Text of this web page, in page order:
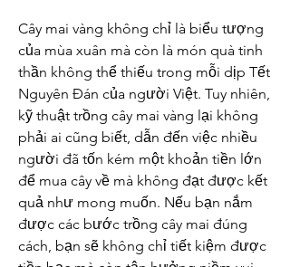
Cây mai vàng không chỉ là biểu tượng
của mùa xuân mà còn là món quà tinh
thần không thể thiếu trong mỗi dịp Tết
Nguyên Đán của người Việt. Tuy nhiên,
kỹ thuật trồng cây mai vàng lại không
phải ai cũng biết, dẫn đến việc nhiều
người đã tốn kém một khoản tiền lớn
để mua cây về mà không đạt được kết
quả như mong muốn. Nếu bạn nắm
được các bước trồng cây mai đúng
cách, bạn sẽ không chỉ tiết kiệm được